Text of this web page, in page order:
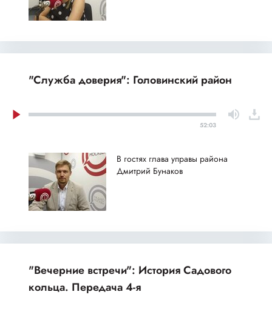
"Служба доверия": Головинский район
52:03
В гостях глава управы района
Дмитрий Бунаков
"Вечерние встречи": История Садового
кольца. Передача 4-я